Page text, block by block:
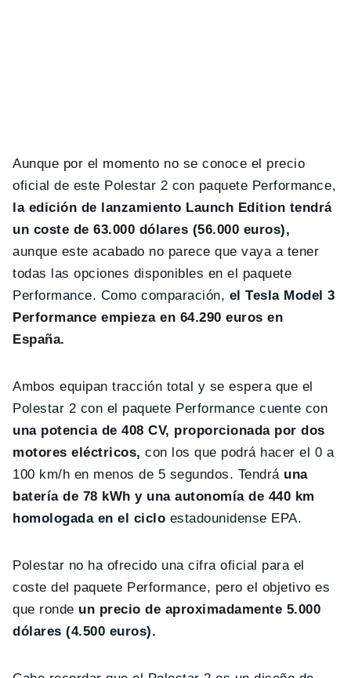
Aunque por el momento no se conoce el precio
oficial de este Polestar 2 con paquete Performance,
la edición de lanzamiento Launch Edition tendrá
un coste de 63.000 dólares (56.000 euros),
aunque este acabado no parece que vaya a tener
todas las opciones disponibles en el paquete
Performance. Como comparación, el Tesla Model 3
Performance empieza en 64.290 euros en
España.
Ambos equipan tracción total y se espera que el
Polestar 2 con el paquete Performance cuente con
una potencia de 408 CV, proporcionada por dos
motores eléctricos, con los que podrá hacer el 0 a
100 km/h en menos de 5 segundos. Tendrá una
batería de 78 kWh y una autonomía de 440 km
homologada en el ciclo estadounidense EPA.
Polestar no ha ofrecido una cifra oficial para el
coste del paquete Performance, pero el objetivo es
que ronde un precio de aproximadamente 5.000
dólares (4.500 euros).